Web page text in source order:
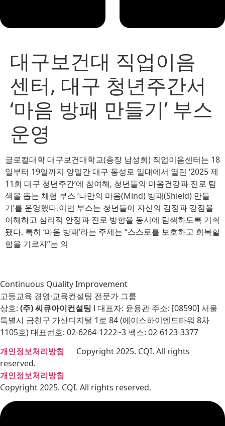
대구보건대 직업이음
센터, 대구 청년주간서
‘마음 방패 만들기’ 부스
운영
글로컬대학 대구보건대학교(총장 남성희) 직업이음센터는 18
일부터 19일까지 양일간 대구 동성로 일대에서 열린 ‘2025 제
11회 대구 청년주간’에 참여해, 청년들의 마음건강과 진로 탐
색을 돕는 체험 부스 ‘나만의 마음(Mind) 방패(Shield) 만들
기’를 운영했다.이번 부스는 청년들이 자신의 감정과 강점을
이해하고 심리적 안정과 진로 방향을 동시에 탐색하도록 기획
됐다. 특히 ‘마음 방패’라는 주제는 “스스로를 보호하고 회복할
힘을 기르자”는 의
Continuous Quality Improvement
고등교육 경영·교육컨설팅 전문가 그룹
상호: (주) 씨큐아이컨설팅 l 대표자: 윤용관 주소: [08590] 서울
특별시 금천구 가산디지털 1로 84 (에이스하이엔드타워 8차
1105호) 대표번호: 02-6264-1222~3 팩스: 02-6123-3377
개인정보처리방침 Copyright 2025. CQI. All rights
reserved.
개인정보처리방침
Copyright 2025. CQI. All rights reserved.